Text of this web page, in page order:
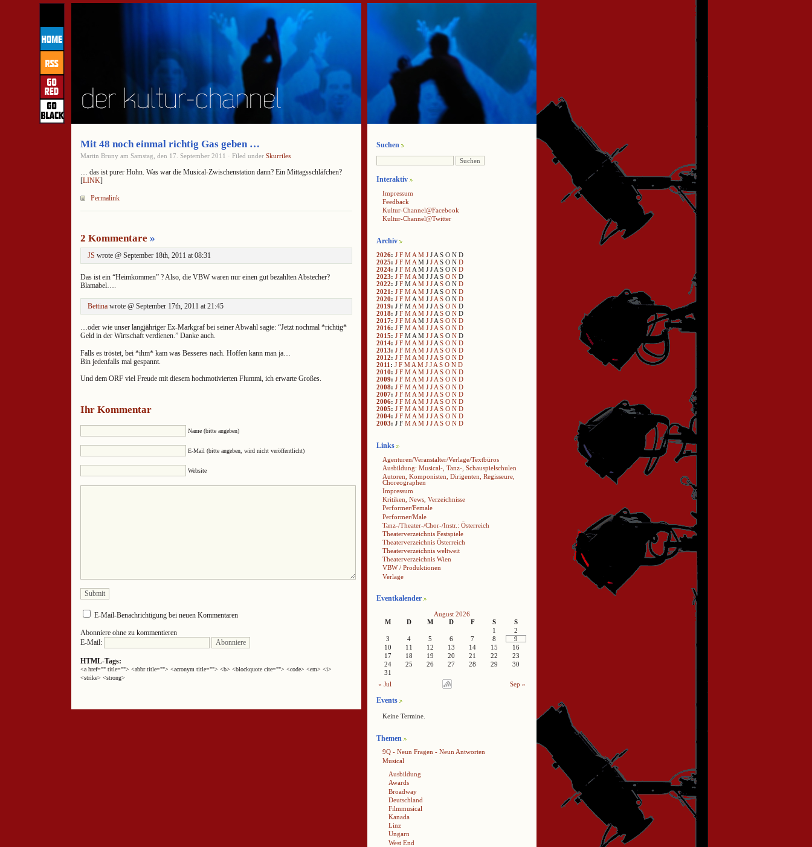
Mit 48 noch einmal richtig Gas geben …
Martin Bruny am Samstag, den 17. September 2011 · Filed under Skurriles
… das ist purer Hohn. Was war die Musical-Zwischenstation dann? Ein Mittagsschläfchen?
[LINK]
Permalink
2 Kommentare »
JS wrote @ September 18th, 2011 at 08:31
Das ist ein “Heimkommen” ? Also, die VBW waren nur einen gut bezahlten Abstecher?
Blamabel….
Bettina wrote @ September 17th, 2011 at 21:45
…oder wie unser langjähriger Ex-Markgraf bei seiner Abwahl sagte: “Jetzt nochmal *richtig*
Geld in der Wirtschaft verdienen.” Danke auch.
Falls es tröstet, bei *ihm* kam was Besseres nach. Hoffen kann man ja…
Bin jedenfalls mal gespannt.
Und dem ORF viel Freude mit diesem hochmotivierten Flummi, ich erwarte Großes.
Ihr Kommentar
Name (bitte angeben)
E-Mail (bitte angeben, wird nicht veröffentlicht)
Website
E-Mail-Benachrichtigung bei neuen Kommentaren
Abonniere ohne zu kommentieren
E-Mail:
HTML-Tags:
<a href="" title=""> <abbr title=""> <acronym title=""> <b> <blockquote cite=""> <code> <em> <i>
<strike> <strong>
Suchen
Interaktiv
Impressum
Feedback
Kultur-Channel@Facebook
Kultur-Channel@Twitter
Archiv
2026: J F M A M J J A S O N D
2025: J F M A M J J A S O N D
2024: J F M A M J J A S O N D
2023: J F M A M J J A S O N D
2022: J F MA M J JA S O N D
2021 : J F M A M J J A S O N D
2020: J F M A M J J A S O N D
2019: J F M A M J J A S O N D
2018: J F M A M J J A S O N D
2017: J F M A M J J A S O N D
2016: J F M A M J J A S O N D
2015: J F M A M J J A S O N D
2014: J F M A M J J A S O N D
2013: J F M A M J J A S O N D
2012: J F M A M J J A S O N D
2011 : J F M A M J J A S O N D
2010: J F M A M J J A S O N D
2009: J F MA M J JA S O N D
2008: J F M A M J J A S O N D
2007: J F M A M J J A S O N D
2006: J F M A M J J A S O N D
2005: J F M A M J J A S O N D
2004: J F M A M J J A S O N D
2003: J F M A M J J A S O N D
Links
Agenturen/Veranstalter/Verlage/Textbüros
Ausbildung: Musical-, Tanz-, Schauspielschulen
Autoren, Komponisten, Dirigenten, Regisseure,
Choreographen
Impressum
Kritiken, News, Verzeichnisse
Performer/Female
Performer/Male
Tanz-/Theater-/Chor-/Instr.: Österreich
Theaterverzeichnis Festspiele
Theaterverzeichnis Österreich
Theaterverzeichnis weltweit
Theaterverzeichnis Wien
VBW / Produktionen
Verlage
Eventkalender
August 2026
M
D M D F S
S
1
2
3
4 5 6 7 8
9
10
11 12 13 14 15
16
17
18 19 20 21 22
23
24
25 26 27 28 29
30
31
« Jul
Sep »
Events
Keine Termine.
Themen
9Q - Neun Fragen - Neun Antworten
Musical
Ausbildung
Awards
Broadway
Deutschland
Filmmusical
Kanada
Linz
Ungarn
West End